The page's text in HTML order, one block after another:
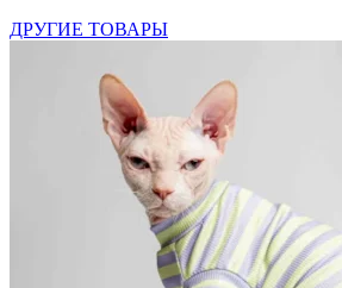
ДРУГИЕ ТОВАРЫ